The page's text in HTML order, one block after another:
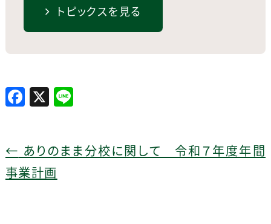
トピックスを見る
F
a
e
b
X Li
n
← ありのまま分校に関して 令和７年度年間
事業計画